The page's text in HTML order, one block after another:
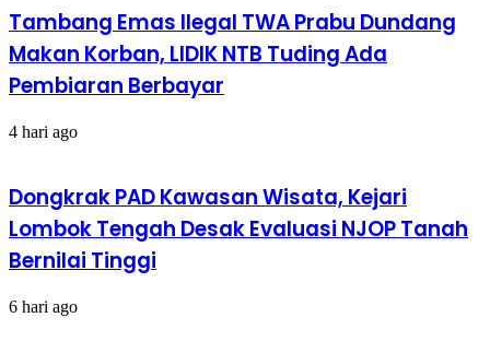
Tambang Emas Ilegal TWA Prabu Dundang
Makan Korban, LIDIK NTB Tuding Ada
Pembiaran Berbayar
4 hari ago
Dongkrak PAD Kawasan Wisata, Kejari
Lombok Tengah Desak Evaluasi NJOP Tanah
Bernilai Tinggi
6 hari ago